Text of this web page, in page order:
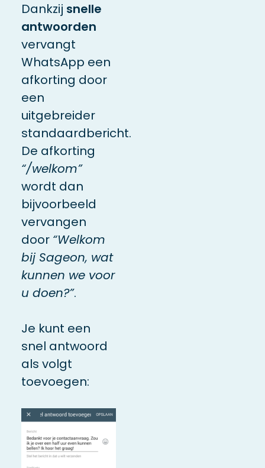
Dankzij snelle
antwoorden
vervangt
WhatsApp een
afkorting door
een
uitgebreider
standaardbericht.
De afkorting
“/welkom”
wordt dan
bijvoorbeeld
vervangen
door “Welkom
bij Sageon, wat
kunnen we voor
u doen?”.
Je kunt een
snel antwoord
als volgt
toevoegen: